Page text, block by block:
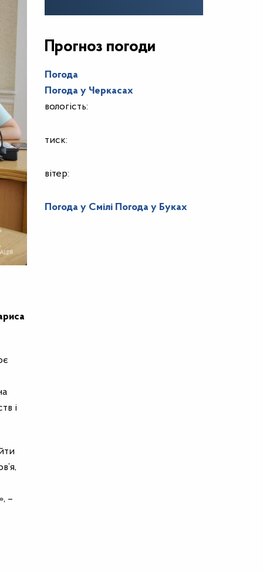
і
–
Прогноз погоди
Погода
Погода у Черкасах
вологість:
тиск:
вітер:
Погода у Смілі Погода у Буках